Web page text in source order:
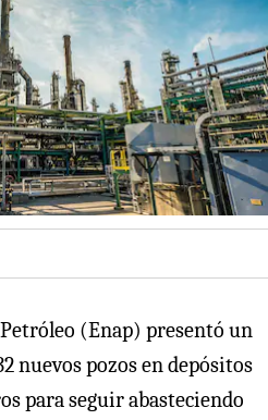
(Enap) presentó un
nuevos pozos en depósitos
para seguir abasteciendo